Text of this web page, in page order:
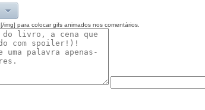
[/img] para colocar gifs animados nos comentários.